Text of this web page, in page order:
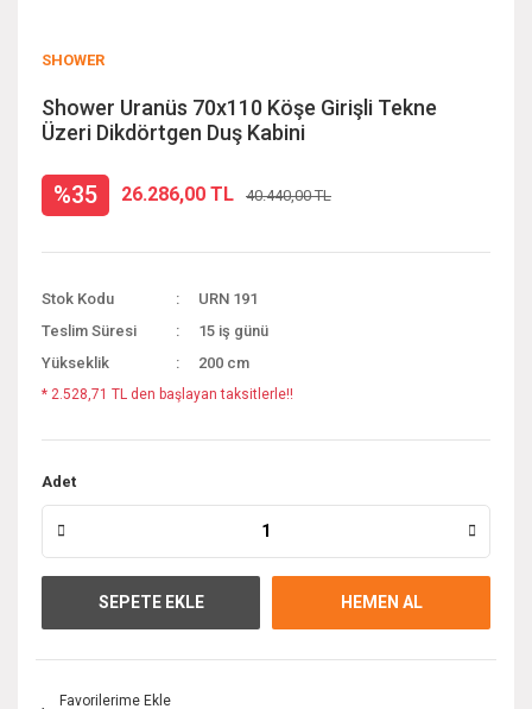
SHOWER
Shower Uranüs 70x110 Köşe Girişli Tekne
Üzeri Dikdörtgen Duş Kabini
%35 26.286,00 TL 40.440,00 TL
Stok Kodu
URN 191
Teslim Süresi
15 iş günü
Yükseklik
200 cm
* 2.528,71 TL den başlayan taksitlerle!!
Adet
SEPETE EKLE HEMEN AL